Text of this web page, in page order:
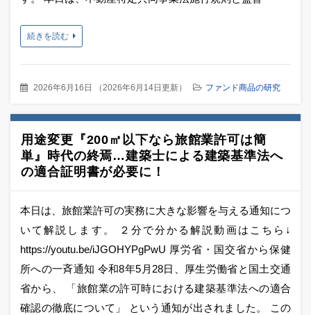
続きを読む
2026年6月16日 （ 2026年6月14日更新） ファンド商品の研究
用途変更『200㎡以下なら旅館業許可は簡
単』時代の終焉…建築士による建築基準法へ
の適合証明書が必要に！
本日は、旅館業許可の実務に大きな影響を与える通知につ
いて解説します。 ２分で分かる解説動画はこちら↓
https://youtu.be/iJGOHYPgPwU 厚労省・国交省から保健
所への一斉通知 令和8年5月28日、厚生労働省と国土交通
省から、 「旅館業の許可時における建築基準法への適合
確認の徹底について」 という通知が出されました。 この